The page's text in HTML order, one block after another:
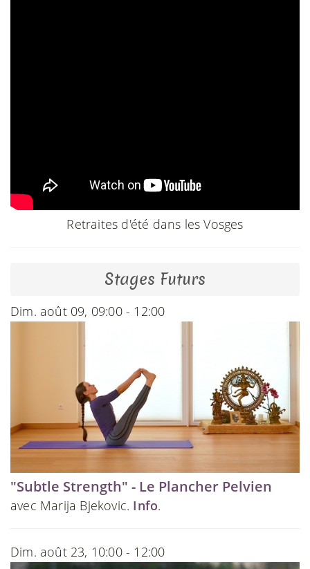
Retraites d'été dans les Vosges
Stages Futurs
Dim. août 09, 09:00 - 12:00
"Subtle Strength" - Le Plancher Pelvien
avec Marija Bjekovic. Info.
Dim. août 23, 10:00 - 12:00